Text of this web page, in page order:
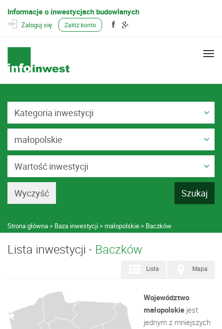
Informacje o inwestycjach budowlanych
Zaloguj się Załóż konto
Kategoria inwestycji
małopolskie
Wartość inwestycji
Strona główna Baza inwestycji małopolskie Baczków
Lista inwestycji - Baczków
Mapa
Lista
Województwo
małopolskie jest
jednym z mniejszych